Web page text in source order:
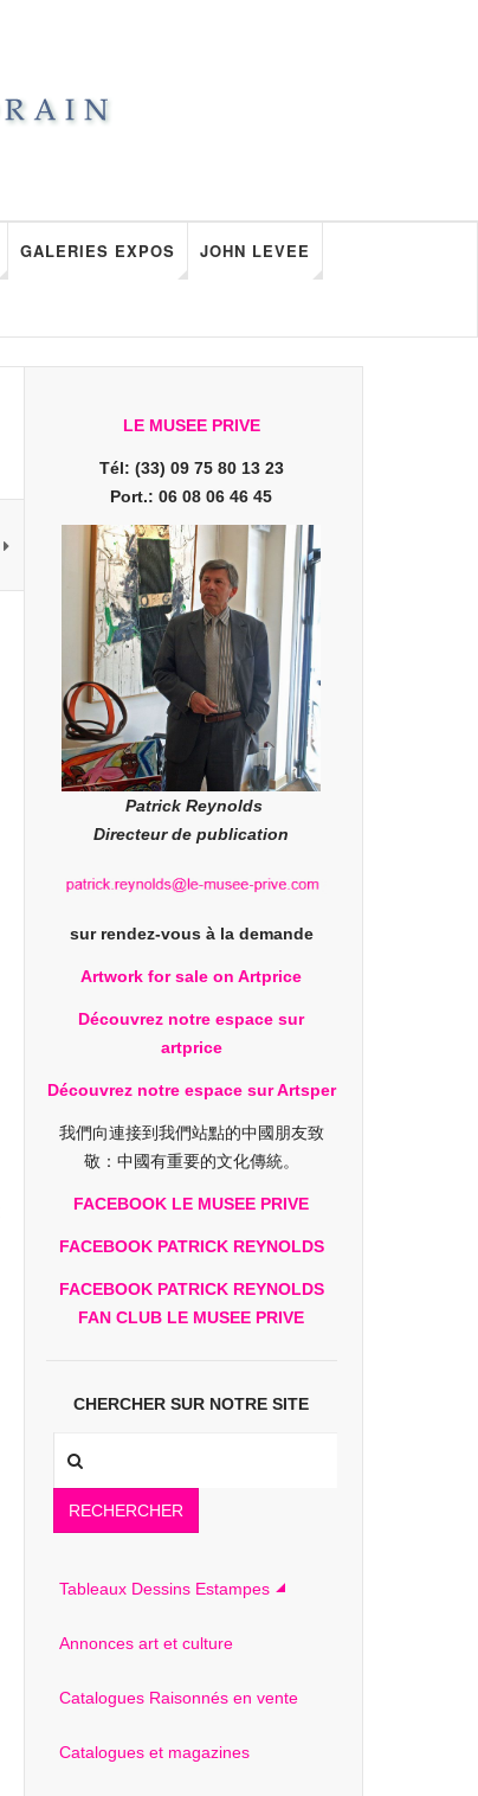
GALERIES EXPOS JOHN LEVEE
LE MUSEE PRIVE
Tél: (33) 09 75 80 13 23
Port.: 06 08 06 46 45
Patrick Reynolds
Directeur de publication
sur rendez-vous à la demande
Artwork for sale on Artprice
Découvrez notre espace sur
artprice
Découvrez notre espace sur Artsper
我們向連接到我們站點的中國朋友致
敬：中國有重要的文化傳統。
FACEBOOK LE MUSEE PRIVE
FACEBOOK PATRICK REYNOLDS
FACEBOOK PATRICK REYNOLDS
FAN CLUB LE MUSEE PRIVE
CHERCHER SUR NOTRE SITE
RECHERCHER
Tableaux Dessins Estampes
Annonces art et culture
Catalogues Raisonnés en vente
Catalogues et magazines